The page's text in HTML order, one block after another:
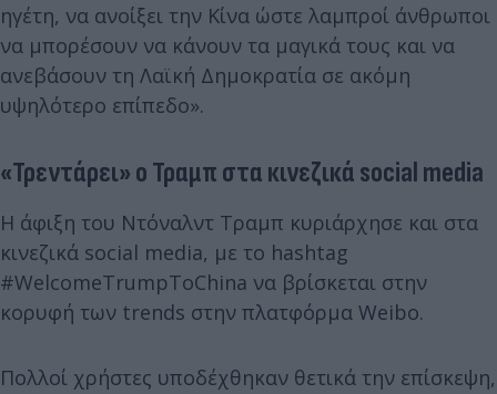
ηγέτη, να ανοίξει την Κίνα ώστε λαμπροί άνθρωποι
να μπορέσουν να κάνουν τα μαγικά τους και να
ανεβάσουν τη Λαϊκή Δημοκρατία σε ακόμη
υψηλότερο επίπεδο».
«Τρεντάρει» ο Τραμπ στα κινεζικά social media
Η άφιξη του Ντόναλντ Τραμπ κυριάρχησε και στα
κινεζικά social media, με το hashtag
#WelcomeTrumpToChina να βρίσκεται στην
κορυφή των trends στην πλατφόρμα Weibo.
Πολλοί χρήστες υποδέχθηκαν θετικά την επίσκεψη,